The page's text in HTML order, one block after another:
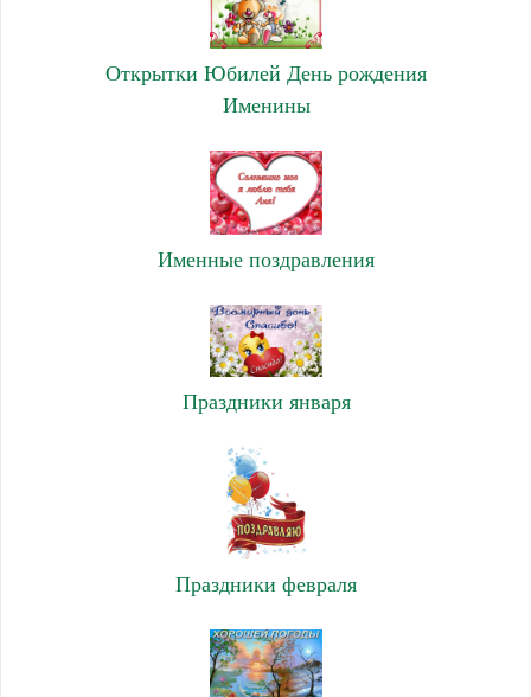
Открытки Юбилей День рождения
Именины
Именные поздравления
Праздники января
Праздники февраля